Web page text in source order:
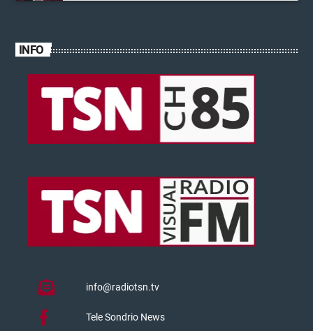
INFO
info@radiotsn.tv
Tele Sondrio News